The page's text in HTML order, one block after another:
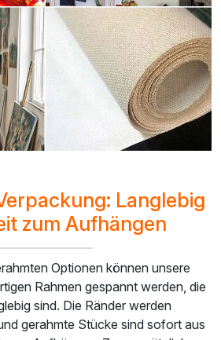
Langlebig
zum Aufhängen
Optionen können unsere
Rahmen gespannt werden, die
sind. Die Ränder werden
gerahmte Stücke sind sofort aus